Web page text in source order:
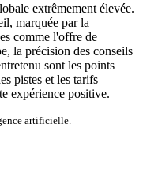
extrêmement élevée.
marquée par la
comme l'offre de
la précision des conseils
sont les points
pistes et les tarifs
expérience positive.
artificielle.